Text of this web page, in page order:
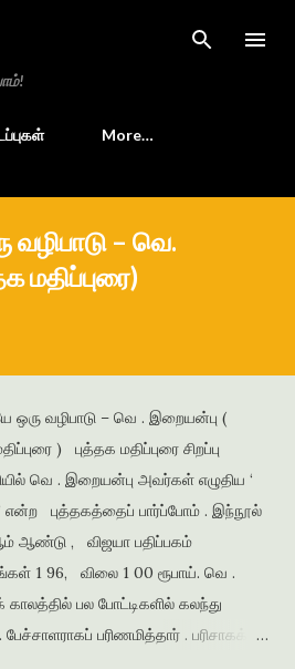
More…
– வெ.
மதிப்புரை)
ஒரு வழிபாடு – வெ . இறையன்பு (
) புத்தக மதிப்புரை சிறப்பு
வெ . இறையன்பு அவர்கள் எழுதிய ‘
என்ற புத்தகத்தைப் பார்ப்போம் . இந்நூல்
ஆண்டு , விஜயா பதிப்பகம்
1 96, விலை 1 00 ரூபாய். வெ .
பல போட்டிகளில் கலந்து
பரிணமித்தார் . பரிசாகக்